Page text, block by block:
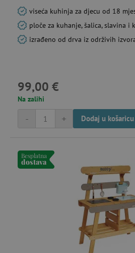
viseća kuhinja za djecu od 18
ploče za kuhanje, šalica, slavina i
izrađeno od drva iz održivih
99,00 €
Na zalihi
+
- Dodaj u košaricu
Besplatna
dostava